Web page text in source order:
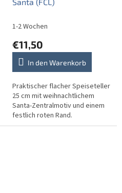
Santa (FCL)
1-2 Wochen
€11,50
In den Warenkorb
Praktischer flacher Speiseteller
25 cm mit weihnachtlichem
Santa-Zentralmotiv und einem
festlich roten Rand.